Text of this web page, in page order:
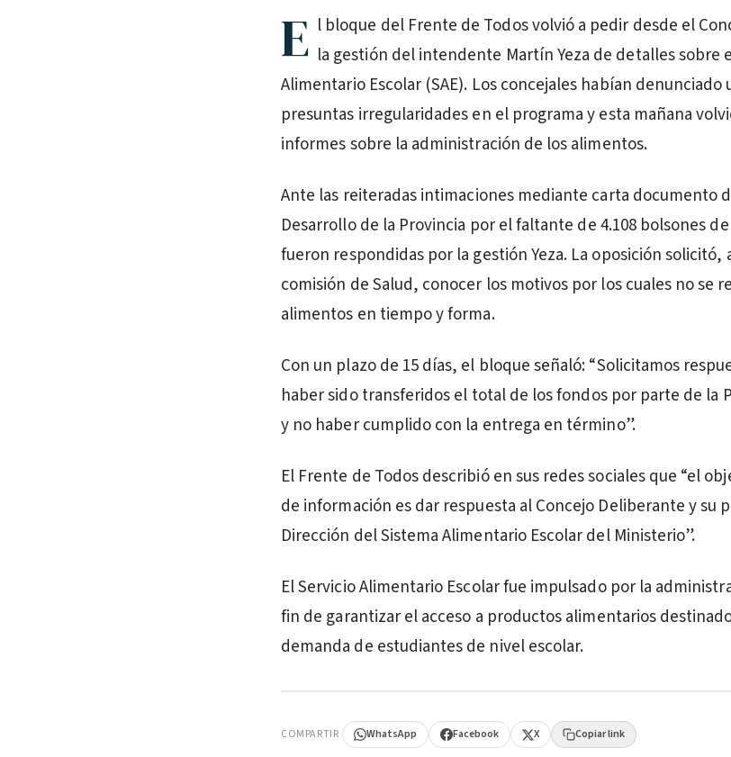
E l bloque del Frente de Todos volvió a pedir desde el
la gestión del intendente Martín Yeza de detalles sobre
Alimentario Escolar (SAE). Los concejales habían denunciado
presuntas irregularidades en el programa y esta mañana
informes sobre la administración de los alimentos.
Ante las reiteradas intimaciones mediante carta documento
Desarrollo de la Provincia por el faltante de 4.108 bolsones
fueron respondidas por la gestión Yeza. La oposición solicitó,
comisión de Salud, conocer los motivos por los cuales no se
alimentos en tiempo y forma.
Con un plazo de 15 días, el bloque señaló: “Solicitamos
haber sido transferidos el total de los fondos por parte de la
y no haber cumplido con la entrega en término”.
El Frente de Todos describió en sus redes sociales que “el
de información es dar respuesta al Concejo Deliberante y su
Dirección del Sistema Alimentario Escolar del Ministerio”.
El Servicio Alimentario Escolar fue impulsado por la
fin de garantizar el acceso a productos alimentarios
demanda de estudiantes de nivel escolar.
COMPARTIR WhatsApp Facebook X Copiar link